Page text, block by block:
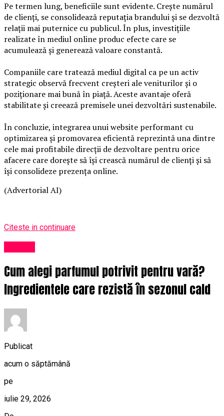
Pe termen lung, beneficiile sunt evidente. Crește numărul
de clienți, se consolidează reputația brandului și se dezvoltă
relații mai puternice cu publicul. În plus, investițiile
realizate în mediul online produc efecte care se
acumulează și generează valoare constantă.
Companiile care tratează mediul digital ca pe un activ
strategic observă frecvent creșteri ale veniturilor și o
poziționare mai bună în piață. Aceste avantaje oferă
stabilitate și creează premisele unei dezvoltări sustenabile.
În concluzie, integrarea unui website performant cu
optimizarea și promovarea eficientă reprezintă una dintre
cele mai profitabile direcții de dezvoltare pentru orice
afacere care dorește să își crească numărul de clienți și să
își consolideze prezența online.
(Advertorial AI)
Citeste in continuare
Cum alegi parfumul potrivit pentru vară?
Ingredientele care rezistă în sezonul cald
Publicat
acum o săptămână
pe
iulie 29, 2026